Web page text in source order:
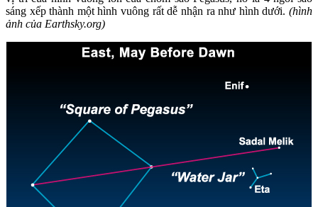
sáng xếp thành một hình vuông rất dễ nhận ra như hình dưới. (hình
ảnh của Earthsky.org)